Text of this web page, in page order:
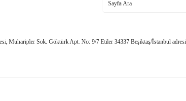
Muharipler Sok. Göktürk Apt. No: 9/7 Etiler 34337 Beşiktaş/İstanbul